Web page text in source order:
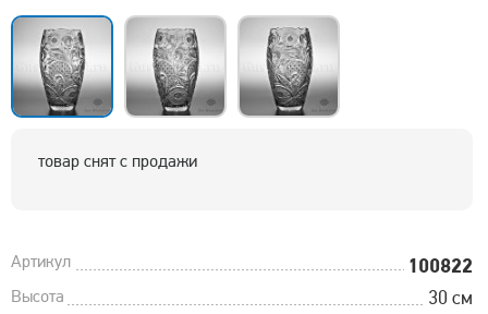
товар снят с продажи
Артикул 100822
Высота 30 см